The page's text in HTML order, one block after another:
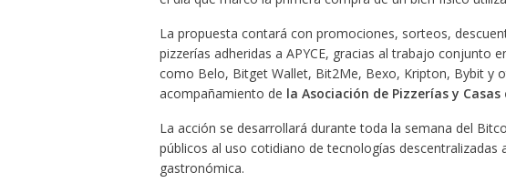
La propuesta contará con promociones, sorteos,
pizzerías adheridas a APYCE, gracias al trabajo conjunto
como Belo, Bitget Wallet, Bit2Me, Bexo, Kripton, Bybit y
acompañamiento de la Asociación de Pizzerías y
La acción se desarrollará durante toda la semana del
públicos al uso cotidiano de tecnologías descentralizadas
gastronómica.